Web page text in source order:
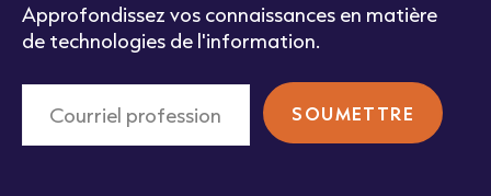
Approfondissez vos connaissances en matière
de technologies de l'information.